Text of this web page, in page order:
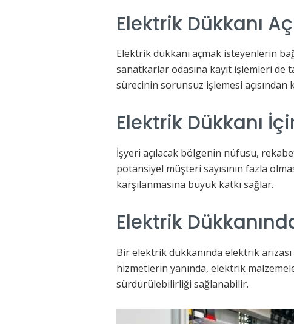
Elektrik Dükkanı
Elektrik dükkanı açmak isteyenlerin
sanatkarlar odasına kayıt işlemleri de
sürecinin sorunsuz işlemesi
Elektrik Dükkanı
İşyeri açılacak bölgenin nüfusu,
potansiyel müşteri sayısının fazla
karşılanmasına büyük katkı sağlar.
Elektrik
Bir elektrik dükkanında elektrik
hizmetlerin yanında, elektrik
sürdürülebilirliği sağlanabilir.